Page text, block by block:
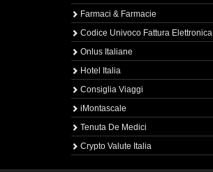
Farmaci & Farmacie
Codice Univoco Fattura Elettronica
Onlus Italiane
Hotel Italia
Consiglia Viaggi
iMontascale
Tenuta De Medici
Crypto Valute Italia